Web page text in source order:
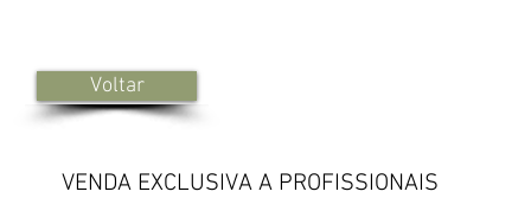
Voltar
VENDA EXCLUSIVA A PROFISSIONAIS